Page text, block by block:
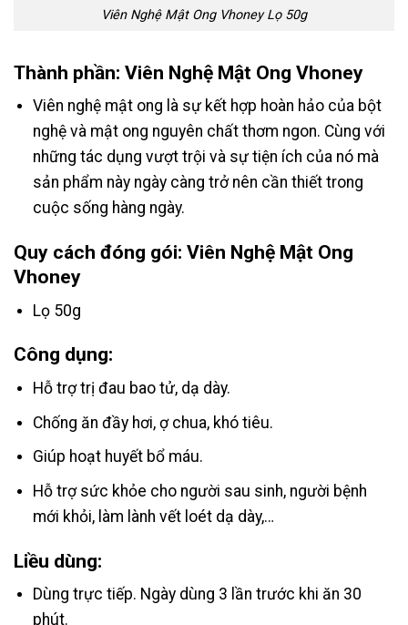
Viên Nghệ Mật Ong Vhoney Lọ 50g
Thành phần: Viên Nghệ Mật Ong Vhoney
Viên nghệ mật ong là sự kết hợp hoàn hảo của bột
nghệ và mật ong nguyên chất thơm ngon. Cùng với
những tác dụng vượt trội và sự tiện ích của nó mà
sản phẩm này ngày càng trở nên cần thiết trong
cuộc sống hàng ngày.
Quy cách đóng gói: Viên Nghệ Mật Ong
Vhoney
Lọ 50g
Công dụng:
Hỗ trợ trị đau bao tử, dạ dày.
Chống ăn đầy hơi, ợ chua, khó tiêu.
Giúp hoạt huyết bổ máu.
Hỗ trợ sức khỏe cho người sau sinh, người bệnh
mới khỏi, làm lành vết loét dạ dày,…
Liều dùng:
Dùng trực tiếp. Ngày dùng 3 lần trước khi ăn 30
phút.